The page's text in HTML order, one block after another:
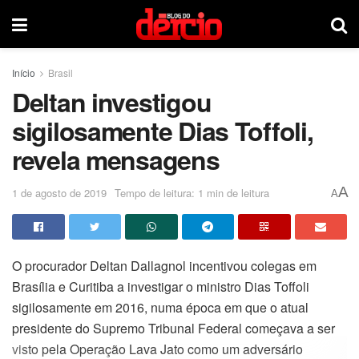
Início Brasil
Deltan investigou
sigilosamente Dias Toffoli,
revela mensagens
1 de agosto de 2019 Tempo de leitura: 1 min de leitura AA
O procurador Deltan Dallagnol incentivou colegas em
Brasília e Curitiba a investigar o ministro Dias Toffoli
sigilosamente em 2016, numa época em que o atual
presidente do Supremo Tribunal Federal começava a ser
visto pela Operação Lava Jato como um adversário